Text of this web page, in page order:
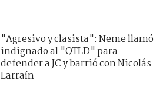
"Agresivo y clasista": Neme llamó
indignado al "QTLD" para
defender a JC y barrió con Nicolás
Larraín